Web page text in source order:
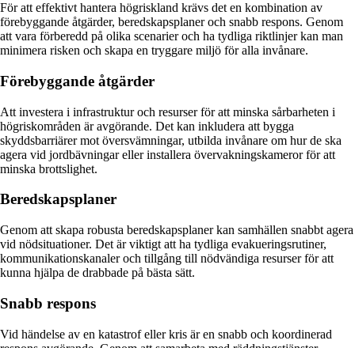
För att effektivt hantera högriskland krävs det en kombination av
förebyggande åtgärder, beredskapsplaner och snabb respons. Genom
att vara förberedd på olika scenarier och ha tydliga riktlinjer kan man
minimera risken och skapa en tryggare miljö för alla invånare.
Förebyggande åtgärder
Att investera i infrastruktur och resurser för att minska sårbarheten i
högriskområden är avgörande. Det kan inkludera att bygga
skyddsbarriärer mot översvämningar, utbilda invånare om hur de ska
agera vid jordbävningar eller installera övervakningskameror för att
minska brottslighet.
Beredskapsplaner
Genom att skapa robusta beredskapsplaner kan samhällen snabbt agera
vid nödsituationer. Det är viktigt att ha tydliga evakueringsrutiner,
kommunikationskanaler och tillgång till nödvändiga resurser för att
kunna hjälpa de drabbade på bästa sätt.
Snabb respons
Vid händelse av en katastrof eller kris är en snabb och koordinerad